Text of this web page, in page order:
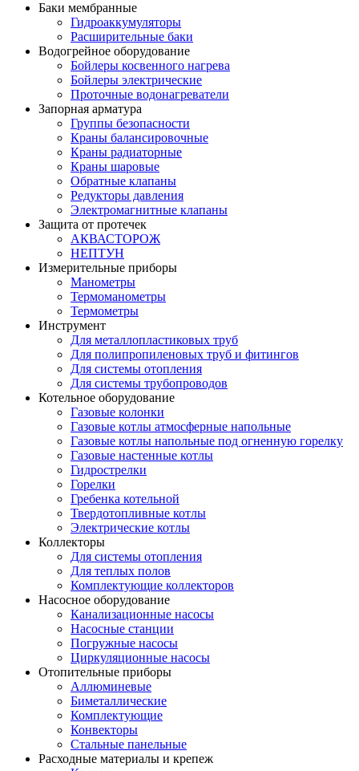
Баки мембранные
Гидроаккумуляторы
Расширительные баки
Водогрейное оборудование
Бойлеры косвенного нагрева
Бойлеры электрические
Проточные водонагреватели
Запорная арматура
Группы безопасности
Краны балансировочные
Краны радиаторные
Краны шаровые
Обратные клапаны
Редукторы давления
Электромагнитные клапаны
Защита от протечек
АКВАСТОРОЖ
НЕПТУН
Измерительные приборы
Манометры
Термоманометры
Термометры
Инструмент
Для металлопластиковых труб
Для полипропиленовых труб и фитингов
Для системы отопления
Для системы трубопроводов
Котельное оборудование
Газовые колонки
Газовые котлы атмосферные напольные
Газовые котлы напольные под огненную горелку
Газовые настенные котлы
Гидрострелки
Горелки
Гребенка котельной
Твердотопливные котлы
Электрические котлы
Коллекторы
Для системы отопления
Для теплых полов
Комплектующие коллекторов
Насосное оборудование
Канализационные насосы
Насосные станции
Погружные насосы
Циркуляционные насосы
Отопительные приборы
Аллюминевые
Биметаллические
Комплектующие
Конвекторы
Стальные панельные
Расходные материалы и крепеж